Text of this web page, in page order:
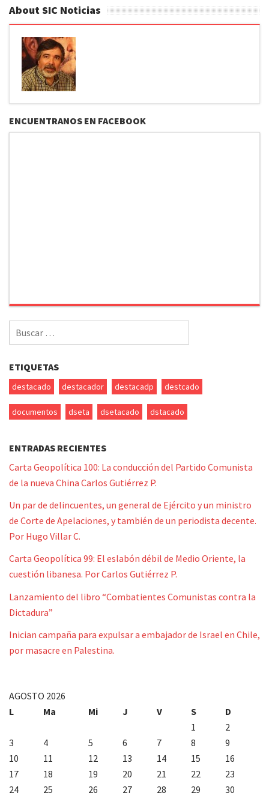
de un periodista
decente. Por Hugo Villar
C.
About SIC Noticias
ENCUENTRANOS EN FACEBOOK
Buscar
por:
ETIQUETAS
destacado destacador destacadp destcado
documentos dseta dsetacado dstacado
ENTRADAS RECIENTES
Carta Geopolítica 100: La conducción del Partido Comunista
de la nueva China Carlos Gutiérrez P.
Un par de delincuentes, un general de Ejército y un ministro
de Corte de Apelaciones, y también de un periodista decente.
Por Hugo Villar C.
Carta Geopolítica 99: El eslabón débil de Medio Oriente, la
cuestión libanesa. Por Carlos Gutiérrez P.
Lanzamiento del libro “Combatientes Comunistas contra la
Dictadura”
Inician campaña para expulsar a embajador de Israel en Chile,
por masacre en Palestina.
AGOSTO 2026
L
Ma Mi J V S
D
1
2
3
4 5 6 7 8
9
10
11 12 13 14 15
16
17
18 19 20 21 22
23
24
25 26 27 28 29
30